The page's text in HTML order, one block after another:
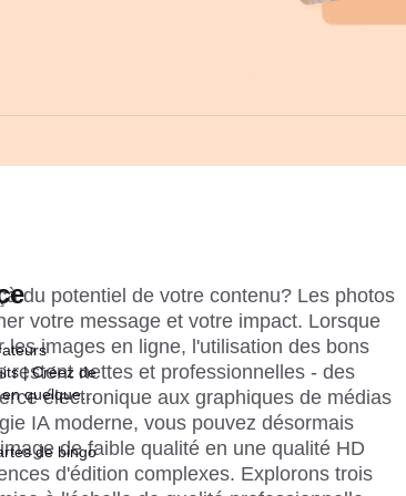
du potentiel de votre contenu? Les photos
votre message et votre impact. Lorsque
les images en ligne, l'utilisation des bons
restent nettes et professionnelles - des
électronique aux graphiques de médias
IA moderne, vous pouvez désormais
de faible qualité en une qualité HD
d'édition complexes. Explorons trois
| Créez de
quelques
de bingo